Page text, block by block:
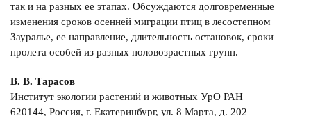
так и на разных ее этапах. Обсуждаются долговременные
изменения сроков осенней миграции птиц в лесостепном
Зауралье, ее направление, длительность остановок, сроки
пролета особей из разных половозрастных групп.
В. В. Тарасов
Институт экологии растений и животных УрО РАН
620144, Россия, г. Екатеринбург, ул. 8 Марта, д. 202